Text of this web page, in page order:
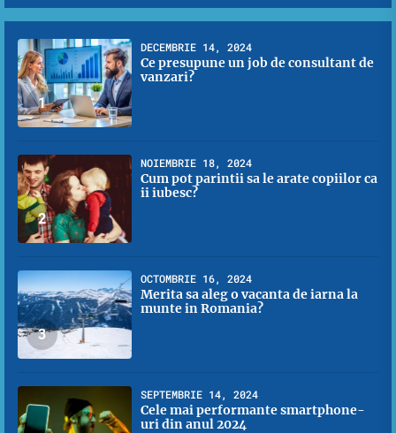
1
DECEMBRIE 14, 2024
Ce presupune un job de consultant de
vanzari?
2
NOIEMBRIE 18, 2024
Cum pot parintii sa le arate copiilor ca
ii iubesc?
3
OCTOMBRIE 16, 2024
Merita sa aleg o vacanta de iarna la
munte in Romania?
SEPTEMBRIE 14, 2024
Cele mai performante smartphone-
uri din anul 2024